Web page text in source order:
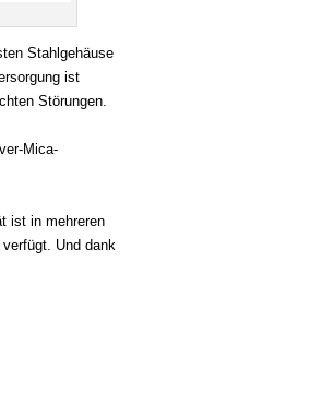
Stahlgehäuse
ist
Störungen.
Mica-
ist in mehreren
Und dank